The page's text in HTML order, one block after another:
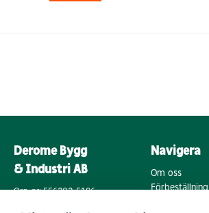
Derome Bygg
& Industri AB
Org. nr: 556202-5196
Navigera
Om oss
Förbeställning